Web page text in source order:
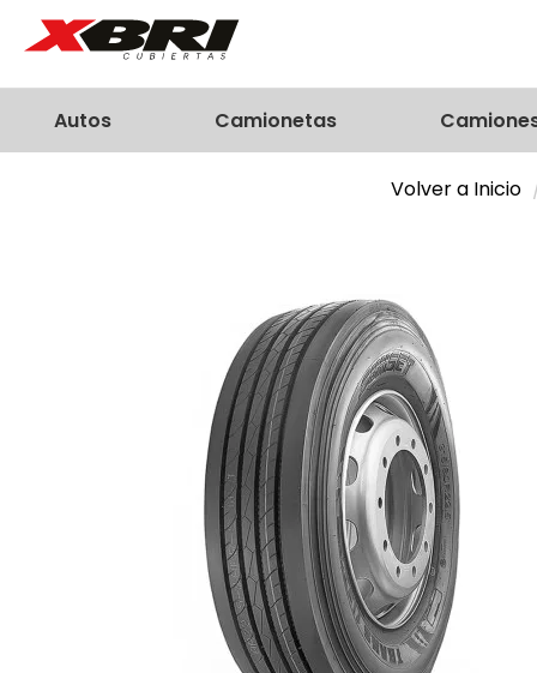
Autos Camionetas
Volver a Inicio